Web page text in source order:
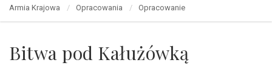
Armia Krajowa Opracowania Opracowanie
Bitwa pod Kałużówką